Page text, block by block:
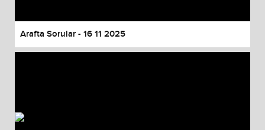
Arafta Sorular - 16 11 2025